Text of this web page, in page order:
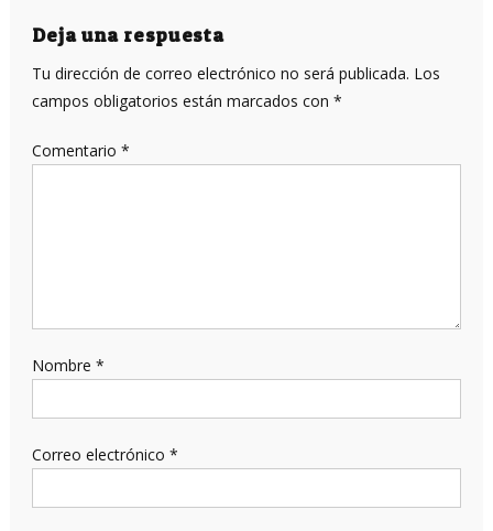
entradas
Deja una respuesta
Tu dirección de correo electrónico no será publicada. Los
campos obligatorios están marcados con *
Comentario *
Nombre *
Correo electrónico *